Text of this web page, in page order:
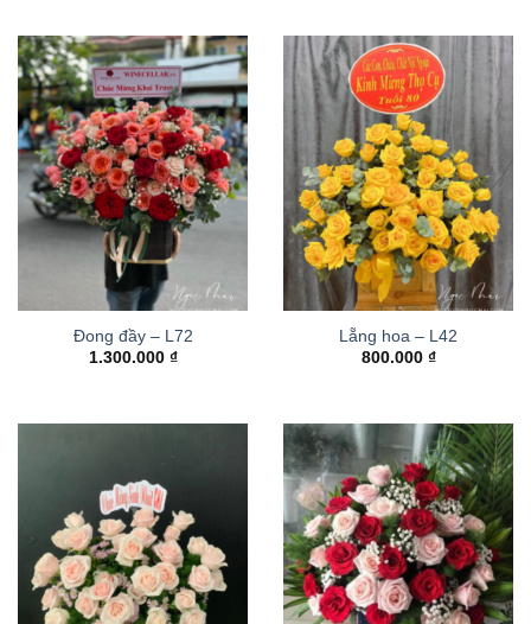
Đong đầy – L72
1.300.000 ₫
Lẵng hoa – L42
800.000 ₫